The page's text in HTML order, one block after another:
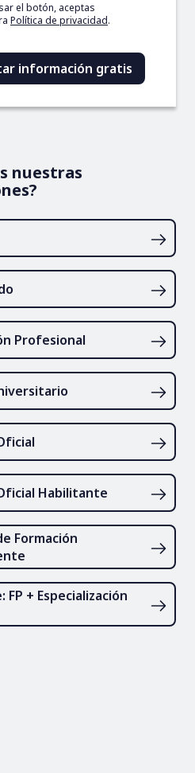
el botón, aceptas
Política de privacidad.
nuestras
Profesional
Habilitante
Formación
FP + Especialización